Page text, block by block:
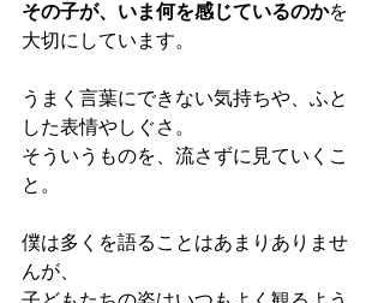
その子が、いま何を感じているのかを
大切にしています。
うまく言葉にできない気持ちや、ふと
した表情やしぐさ。
そういうものを、流さずに見ていくこ
と。
僕は多くを語ることはあまりありませ
んが、